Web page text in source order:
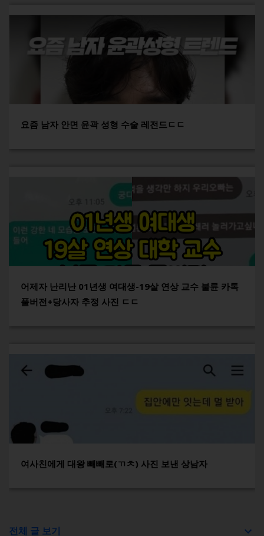
요즘 남자 안면 윤곽 성형 수술 레전드ㄷㄷ
어제자 난리난 01년생 여대생-19살 연상 교수 불륜 카톡
풀버전+당사자 추정 사진 ㄷㄷ
여사친에게 대왕 빼빼로(ㄲㅊ) 사진 보낸 상남자
전체 글 보기